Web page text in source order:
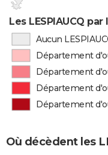
Les LESPIAUCQ
Aucun
Département
Département
Département
Département
Où décèdent les